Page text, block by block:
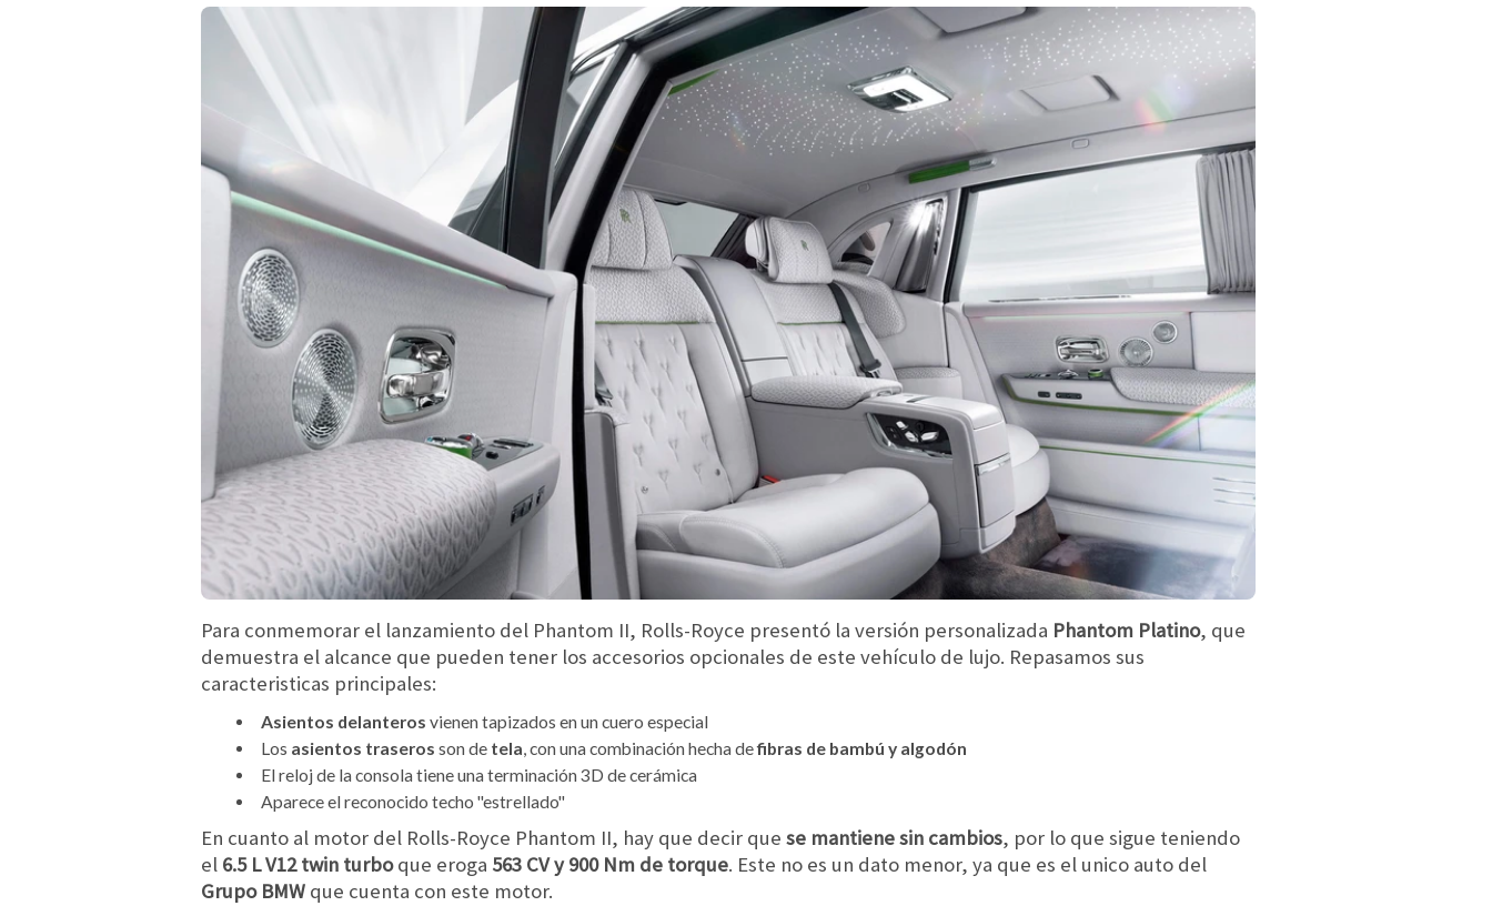
Para conmemorar el lanzamiento del Phantom II, Rolls-Royce presentó la versión personalizada Phantom Platino, que
demuestra el alcance que pueden tener los accesorios opcionales de este vehículo de lujo. Repasamos sus
caracteristicas principales:
Asientos delanteros vienen tapizados en un cuero especial
Los asientos traseros son detela, con una combinación hecha defibras de bambú y algodón
El reloj de la consola tiene una terminación 3D de cerámica
Aparece el reconocido techo "estrellado"
En cuanto al motor del Rolls-Royce Phantom II, hay que decir que se mantiene sin cambios, por lo que sigue teniendo
el 6.5 L V12 twin turboque eroga 563 CV y 900 Nm de torque. Este no es un dato menor, ya que es el unico auto del
Grupo BMW que cuenta con este motor.